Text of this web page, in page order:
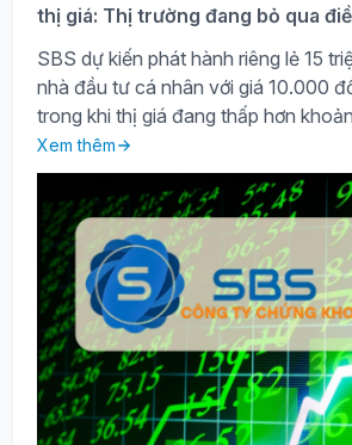
thị giá: Thị trường đang bỏ qua
SBS dự kiến phát hành riêng lẻ 15
nhà đầu tư cá nhân với giá 10.000
trong khi thị giá đang thấp hơn
Xem thêm